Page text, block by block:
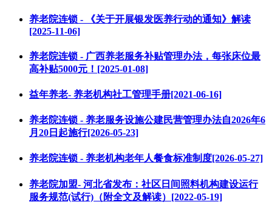
养老院连锁 - 《关于开展银发医养行动的通知》解读
[2025-11-06]
养老院连锁 - 广西养老服务补贴管理办法，每张床位最
高补贴5000元！[2025-01-08]
益年养老- 养老机构社工管理手册[2021-06-16]
养老院连锁 - 养老服务设施公建民营管理办法自2026年6
月20日起施行[2026-05-23]
养老院连锁 - 养老机构老年人餐食标准制度[2026-05-27]
养老院加盟- 河北省发布：社区日间照料机构建设运行
服务规范(试行)（附全文及解读）[2022-05-19]